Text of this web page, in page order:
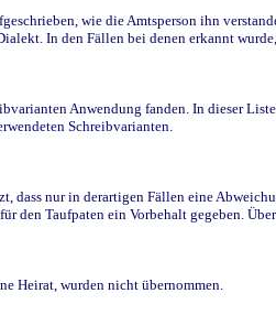
wie die Amtsperson ihn
In den Fällen bei denen erkannt
Anwendung fanden. In dieser
Schreibvarianten.
nur in derartigen Fällen eine
Taufpaten ein Vorbehalt gegeben.
Heirat, wurden nicht übernommen.